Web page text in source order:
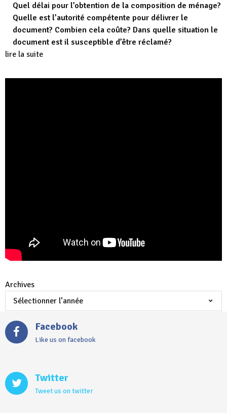
Quel délai pour l’obtention de la composition de ménage?
Quelle est l’autorité compétente pour délivrer le
document? Combien cela coûte? Dans quelle situation le
document est il susceptible d’être réclamé?
lire la suite
Archives
Facebook
Like us on facebook
Twitter
Tweet us on twitter